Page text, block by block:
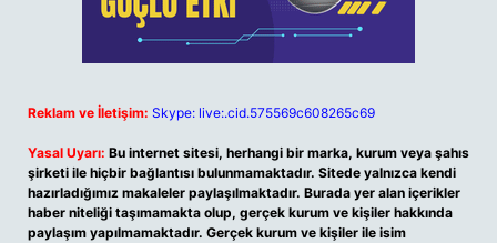
Reklam ve İletişim: Skype: live:.cid.575569c608265c69
Yasal Uyarı: Bu internet sitesi, herhangi bir marka, kurum veya şahıs
şirketi ile hiçbir bağlantısı bulunmamaktadır. Sitede yalnızca kendi
hazırladığımız makaleler paylaşılmaktadır. Burada yer alan içerikler
haber niteliği taşımamakta olup, gerçek kurum ve kişiler hakkında
paylaşım yapılmamaktadır. Gerçek kurum ve kişiler ile isim